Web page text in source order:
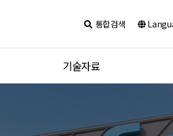
통합검색
기술자료
견